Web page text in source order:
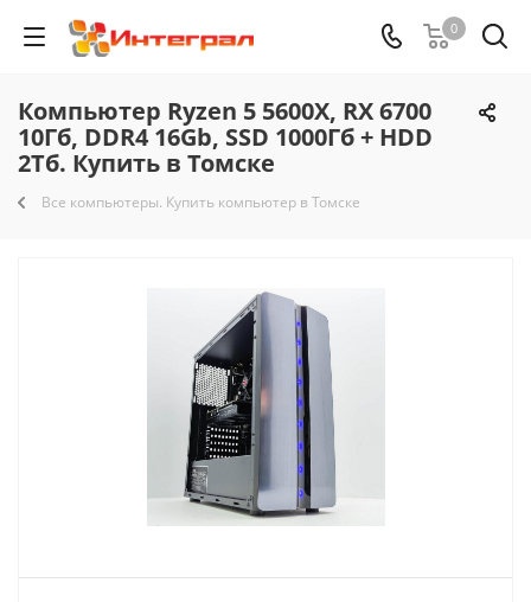
0
Компьютер Ryzen 5 5600X, RX 6700
10Гб, DDR4 16Gb, SSD 1000Гб + HDD
2Тб. Купить в Томске
Все компьютеры. Купить компьютер в Томске